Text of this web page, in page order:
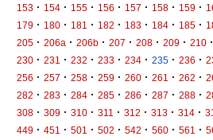
153 · 154 · 155 · 156 · 157 · 158 · 159 ·
179 · 180 · 181 · 182 · 183 · 184 · 185 ·
205 · 206a · 206b · 207 · 208 · 209 · 210 ·
230 · 231 · 232 · 233 · 234 · 235 · 236 ·
256 · 257 · 258 · 259 · 260 · 261 · 262 ·
282 · 283 · 284 · 285 · 286 · 287 · 288 ·
308 · 309 · 310 · 311 · 312 · 313 · 314 ·
449 · 451 · 501 · 502 · 542 · 560 · 561 ·